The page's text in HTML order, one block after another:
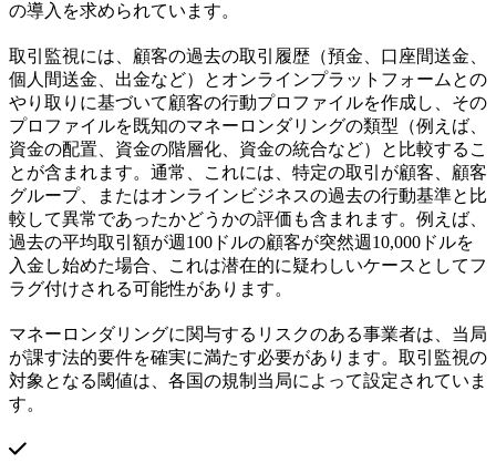
の導入を求められています。
取引監視には、顧客の過去の取引履歴（預金、口座間送金、
個人間送金、出金など）とオンラインプラットフォームとの
やり取りに基づいて顧客の行動プロファイルを作成し、その
プロファイルを既知のマネーロンダリングの類型（例えば、
資金の配置、資金の階層化、資金の統合など）と比較するこ
とが含まれます。通常、これには、特定の取引が顧客、顧客
グループ、またはオンラインビジネスの過去の行動基準と比
較して異常であったかどうかの評価も含まれます。例えば、
過去の平均取引額が週100ドルの顧客が突然週10,000ドルを
入金し始めた場合、これは潜在的に疑わしいケースとしてフ
ラグ付けされる可能性があります。
マネーロンダリングに関与するリスクのある事業者は、当局
が課す法的要件を確実に満たす必要があります。取引監視の
対象となる閾値は、各国の規制当局によって設定されていま
す。